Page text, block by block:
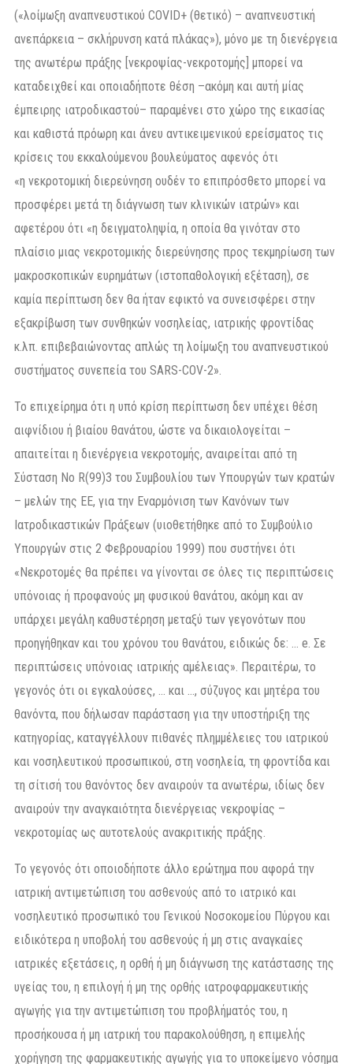
(«λοίμωξη αναπνευστικού COVID+ (θετικό) – αναπνευστική
ανεπάρκεια – σκλήρυνση κατά πλάκας»), μόνο με τη διενέργεια
της ανωτέρω πράξης [νεκροψίας-νεκροτομής] μπορεί να
καταδειχθεί και οποιαδήποτε θέση –ακόμη και αυτή μίας
έμπειρης ιατροδικαστού– παραμένει στο χώρο της εικασίας
και καθιστά πρόωρη και άνευ αντικειμενικού ερείσματος τις
κρίσεις του εκκαλούμενου βουλεύματος αφενός ότι
«η νεκροτομική διερεύνηση ουδέν το επιπρόσθετο μπορεί να
προσφέρει μετά τη διάγνωση των κλινικών ιατρών» και
αφετέρου ότι «η δειγματοληψία, η οποία θα γινόταν στο
πλαίσιο μιας νεκροτομικής διερεύνησης προς τεκμηρίωση των
μακροσκοπικών ευρημάτων (ιστοπαθολογική εξέταση), σε
καμία περίπτωση δεν θα ήταν εφικτό να συνεισφέρει στην
εξακρίβωση των συνθηκών νοσηλείας, ιατρικής φροντίδας
κ.λπ. επιβεβαιώνοντας απλώς τη λοίμωξη του αναπνευστικού
συστήματος συνεπεία του SARS-COV-2».
Το επιχείρημα ότι η υπό κρίση περίπτωση δεν υπέχει θέση
αιφνίδιου ή βιαίου θανάτου, ώστε να δικαιολογείται –
απαιτείται η διενέργεια νεκροτομής, αναιρείται από τη
Σύσταση Νο R(99)3 του Συμβουλίου των Υπουργών των κρατών
– μελών της ΕΕ, για την Εναρμόνιση των Κανόνων των
Ιατροδικαστικών Πράξεων (υιοθετήθηκε από το Συμβούλιο
Υπουργών στις 2 Φεβρουαρίου 1999) που συστήνει ότι
«Νεκροτομές θα πρέπει να γίνονται σε όλες τις περιπτώσεις
υπόνοιας ή προφανούς μη φυσικού θανάτου, ακόμη και αν
υπάρχει μεγάλη καθυστέρηση μεταξύ των γεγονότων που
προηγήθηκαν και του χρόνου του θανάτου, ειδικώς δε: … e. Σε
περιπτώσεις υπόνοιας ιατρικής αμέλειας». Περαιτέρω, το
γεγονός ότι οι εγκαλούσες, … και …, σύζυγος και μητέρα του
θανόντα, που δήλωσαν παράσταση για την υποστήριξη της
κατηγορίας, καταγγέλλουν πιθανές πλημμέλειες του ιατρικού
και νοσηλευτικού προσωπικού, στη νοσηλεία, τη φροντίδα και
τη σίτισή του θανόντος δεν αναιρούν τα ανωτέρω, ιδίως δεν
αναιρούν την αναγκαιότητα διενέργειας νεκροψίας –
νεκροτομίας ως αυτοτελούς ανακριτικής πράξης.
Το γεγονός ότι οποιοδήποτε άλλο ερώτημα που αφορά την
ιατρική αντιμετώπιση του ασθενούς από το ιατρικό και
νοσηλευτικό προσωπικό του Γενικού Νοσοκομείου Πύργου και
ειδικότερα η υποβολή του ασθενούς ή μη στις αναγκαίες
ιατρικές εξετάσεις, η ορθή ή μη διάγνωση της κατάστασης της
υγείας του, η επιλογή ή μη της ορθής ιατροφαρμακευτικής
αγωγής για την αντιμετώπιση του προβλήματός του, η
προσήκουσα ή μη ιατρική του παρακολούθηση, η επιμελής
χορήγηση της φαρμακευτικής αγωγής για το υποκείμενο νόσημα